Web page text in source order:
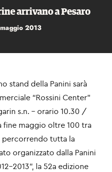
arrivano a Pesaro
2013
stand della Panini sarà
“Rossini Center”
s.n. - orario 10.30 /
fine maggio oltre 100 tra
percorrendo tutta la
organizzato dalla Panini
2013”, la 52a edizione